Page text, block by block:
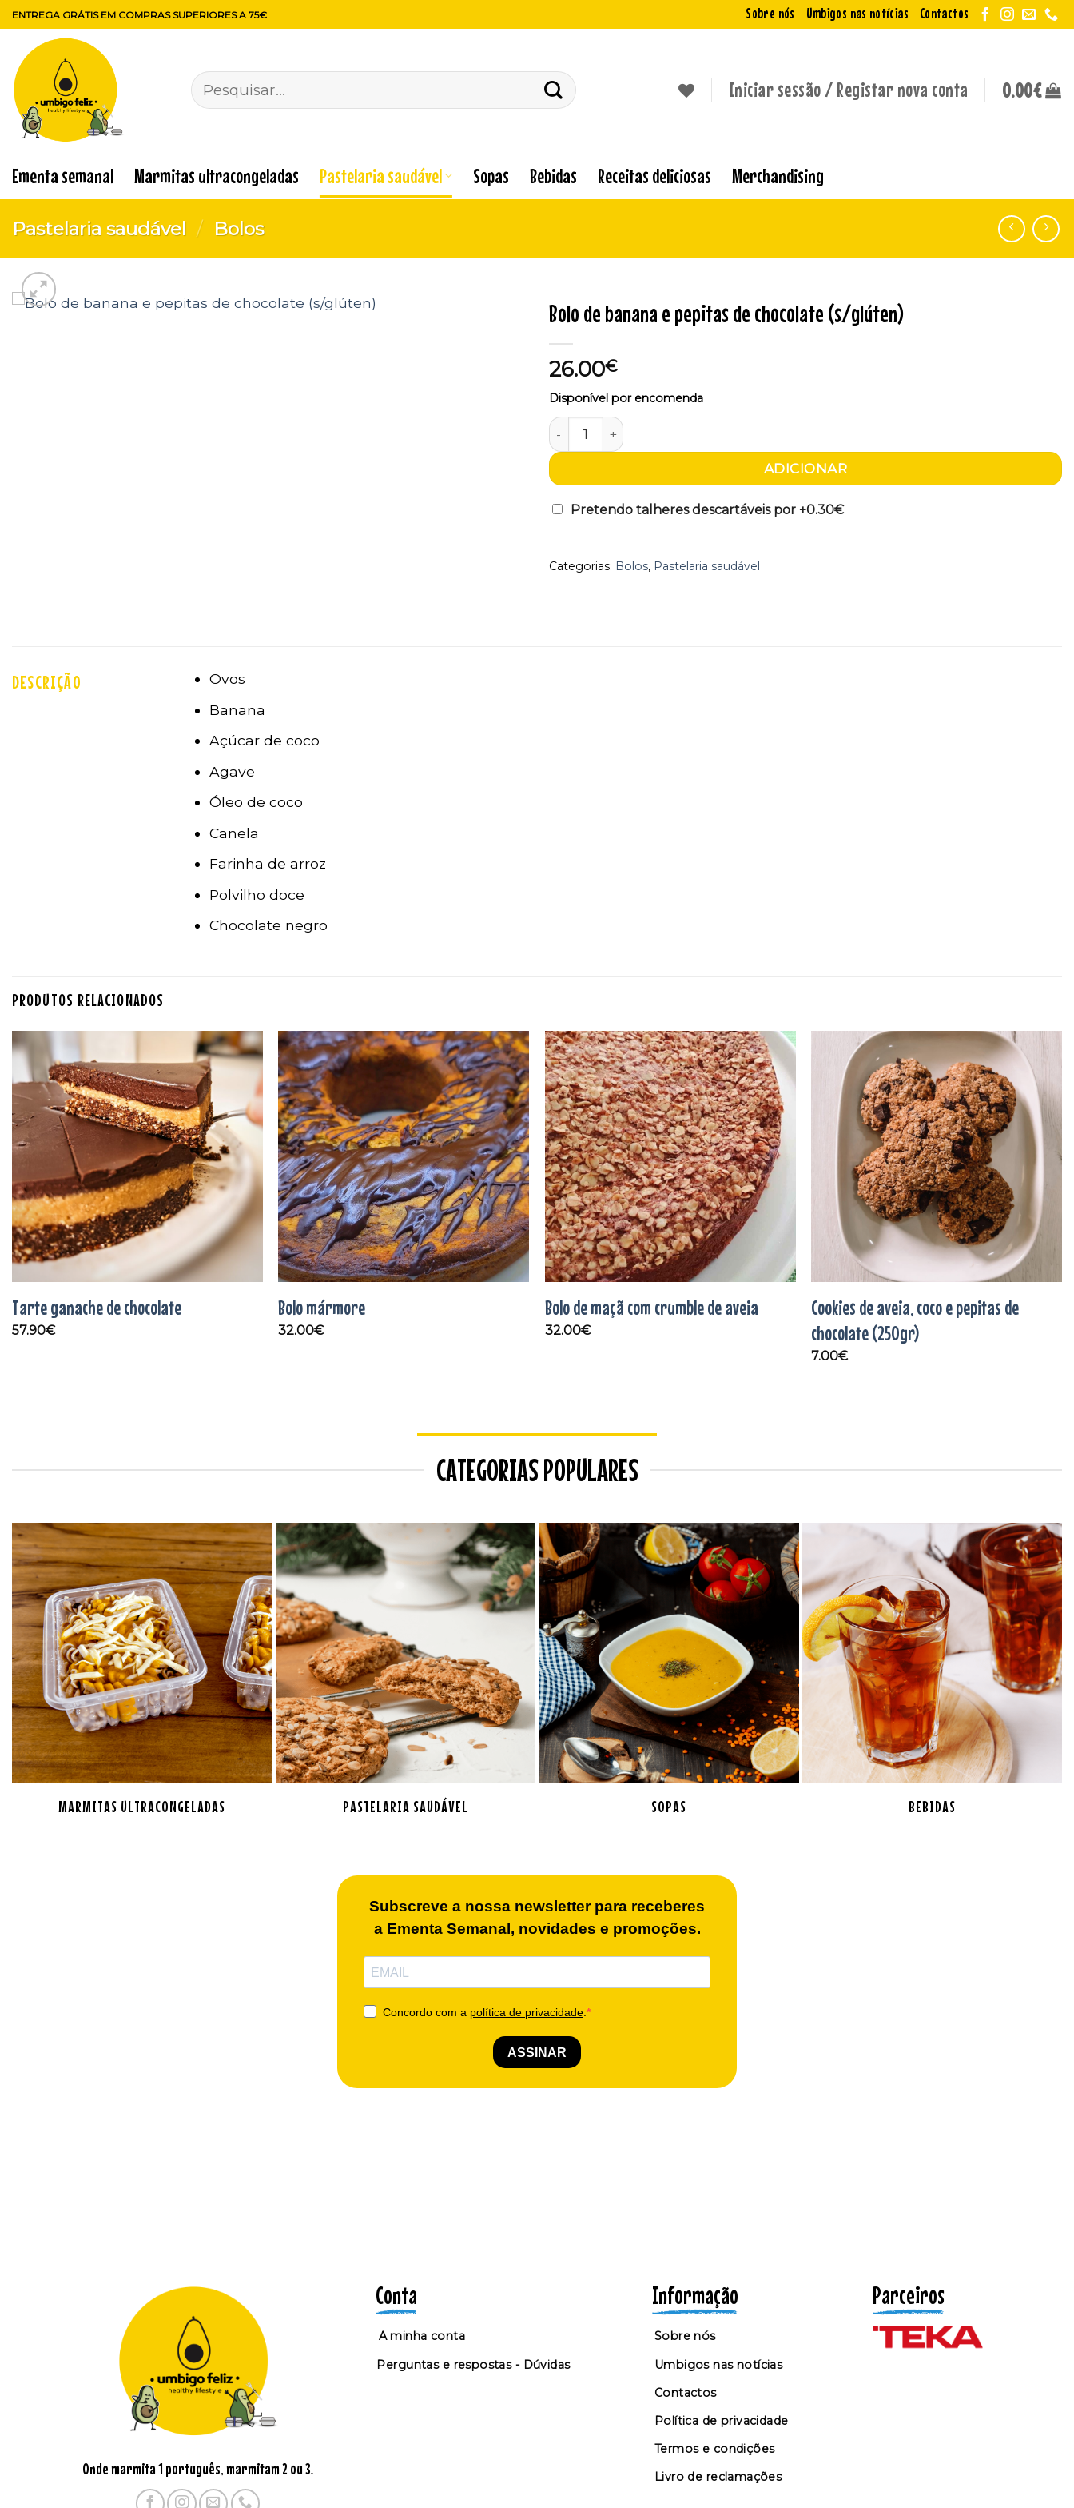
Skip
to
content
ENTREGA GRÁTIS EM COMPRAS SUPERIORES A 75€ Sobre nós Umbigos nas notícias Contactos
Pesquisar
por:
Iniciar sessão / Registar nova conta 0.00€
Ementa semanal Marmitas ultracongeladas Pastelaria saudável Sopas Bebidas Receitas deliciosas Merchandising
Pastelaria saudável / Bolos
Bolo de banana e pepitas de chocolate (s/glúten)
26.00€
Disponível por encomenda
Quantidade de Bolo de banana e pepitas de chocolate (s/glúten)
ADICIONAR
Pretendo talheres descartáveis por +0.30€
Categorias: Bolos, Pastelaria saudável
DESCRIÇÃO
Ovos
Banana
Açúcar de coco
Agave
Óleo de coco
Canela
Farinha de arroz
Polvilho doce
Chocolate negro
PRODUTOS RELACIONADOS
Adicionar
favoritos
Tarte ganache de chocolate
57.90€
Adicionar
aos
favoritos
Bolo mármore
32.00€
Adicionar
aos
favoritos
Bolo de maçã com crumble de aveia
32.00€
Adicionar
aos
favoritos
Cookies de aveia, coco e pepitas de
chocolate (250gr)
7.00€
CATEGORIAS POPULARES
MARMITAS ULTRACONGELADAS PASTELARIA SAUDÁVEL SOPAS BEBIDAS
Onde marmita 1 português, marmitam 2 ou 3.
Conta
A minha conta
Perguntas e respostas - Dúvidas
Informação
Sobre nós
Umbigos nas notícias
Contactos
Política de privacidade
Termos e condições
Livro de reclamações
Parceiros